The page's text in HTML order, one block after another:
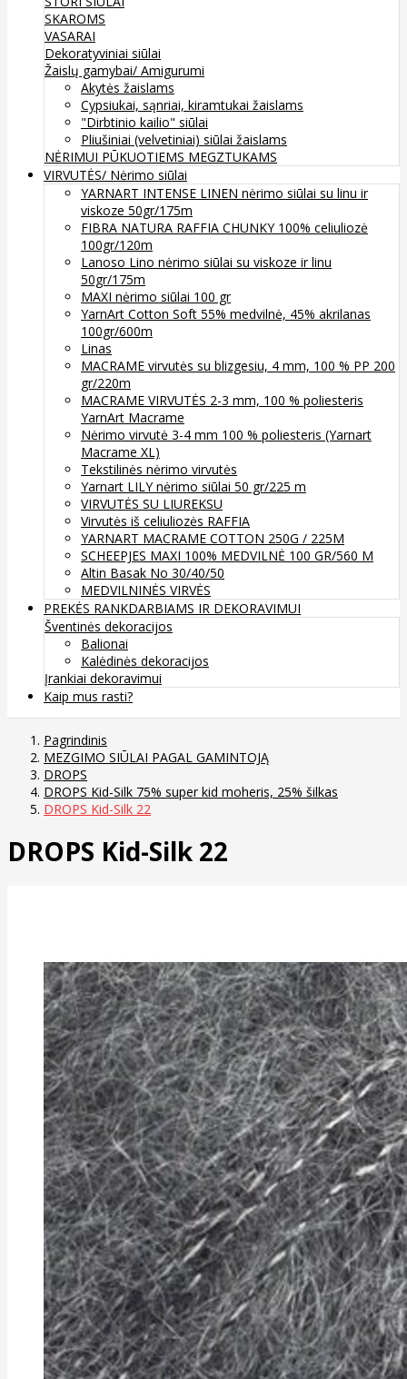
SKAROMS
VASARAI
Dekoratyviniai siūlai
Žaislų gamybai/ Amigurumi
Akytės žaislams
Cypsiukai, sąnriai, kiramtukai žaislams
"Dirbtinio kailio" siūlai
Pliušiniai (velvetiniai) siūlai žaislams
NĖRIMUI PŪKUOTIEMS MEGZTUKAMS
VIRVUTĖS/ Nėrimo siūlai
YARNART INTENSE LINEN nėrimo siūlai su linu ir
viskoze 50gr/175m
FIBRA NATURA RAFFIA CHUNKY 100% celiuliozė
100gr/120m
Lanoso Lino nėrimo siūlai su viskoze ir linu
50gr/175m
MAXI nėrimo siūlai 100 gr
YarnArt Cotton Soft 55% medvilnė, 45% akrilanas
100gr/600m
Linas
MACRAME virvutės su blizgesiu, 4 mm, 100 % PP 200
gr/220m
MACRAME VIRVUTĖS 2-3 mm, 100 % poliesteris
YarnArt Macrame
Nėrimo virvutė 3-4 mm 100 % poliesteris (Yarnart
Macrame XL)
Tekstilinės nėrimo virvutės
Yarnart LILY nėrimo siūlai 50 gr/225 m
VIRVUTĖS SU LIUREKSU
Virvutės iš celiuliozės RAFFIA
YARNART MACRAME COTTON 250G / 225M
SCHEEPJES MAXI 100% MEDVILNĖ 100 GR/560 M
Altin Basak No 30/40/50
MEDVILNINĖS VIRVĖS
PREKĖS RANKDARBIAMS IR DEKORAVIMUI
Šventinės dekoracijos
Balionai
Kalėdinės dekoracijos
Įrankiai dekoravimui
Kaip mus rasti?
Pagrindinis
MEZGIMO SIŪLAI PAGAL GAMINTOJĄ
DROPS
DROPS Kid-Silk 75% super kid moheris, 25% šilkas
DROPS Kid-Silk 22
DROPS Kid-Silk 22